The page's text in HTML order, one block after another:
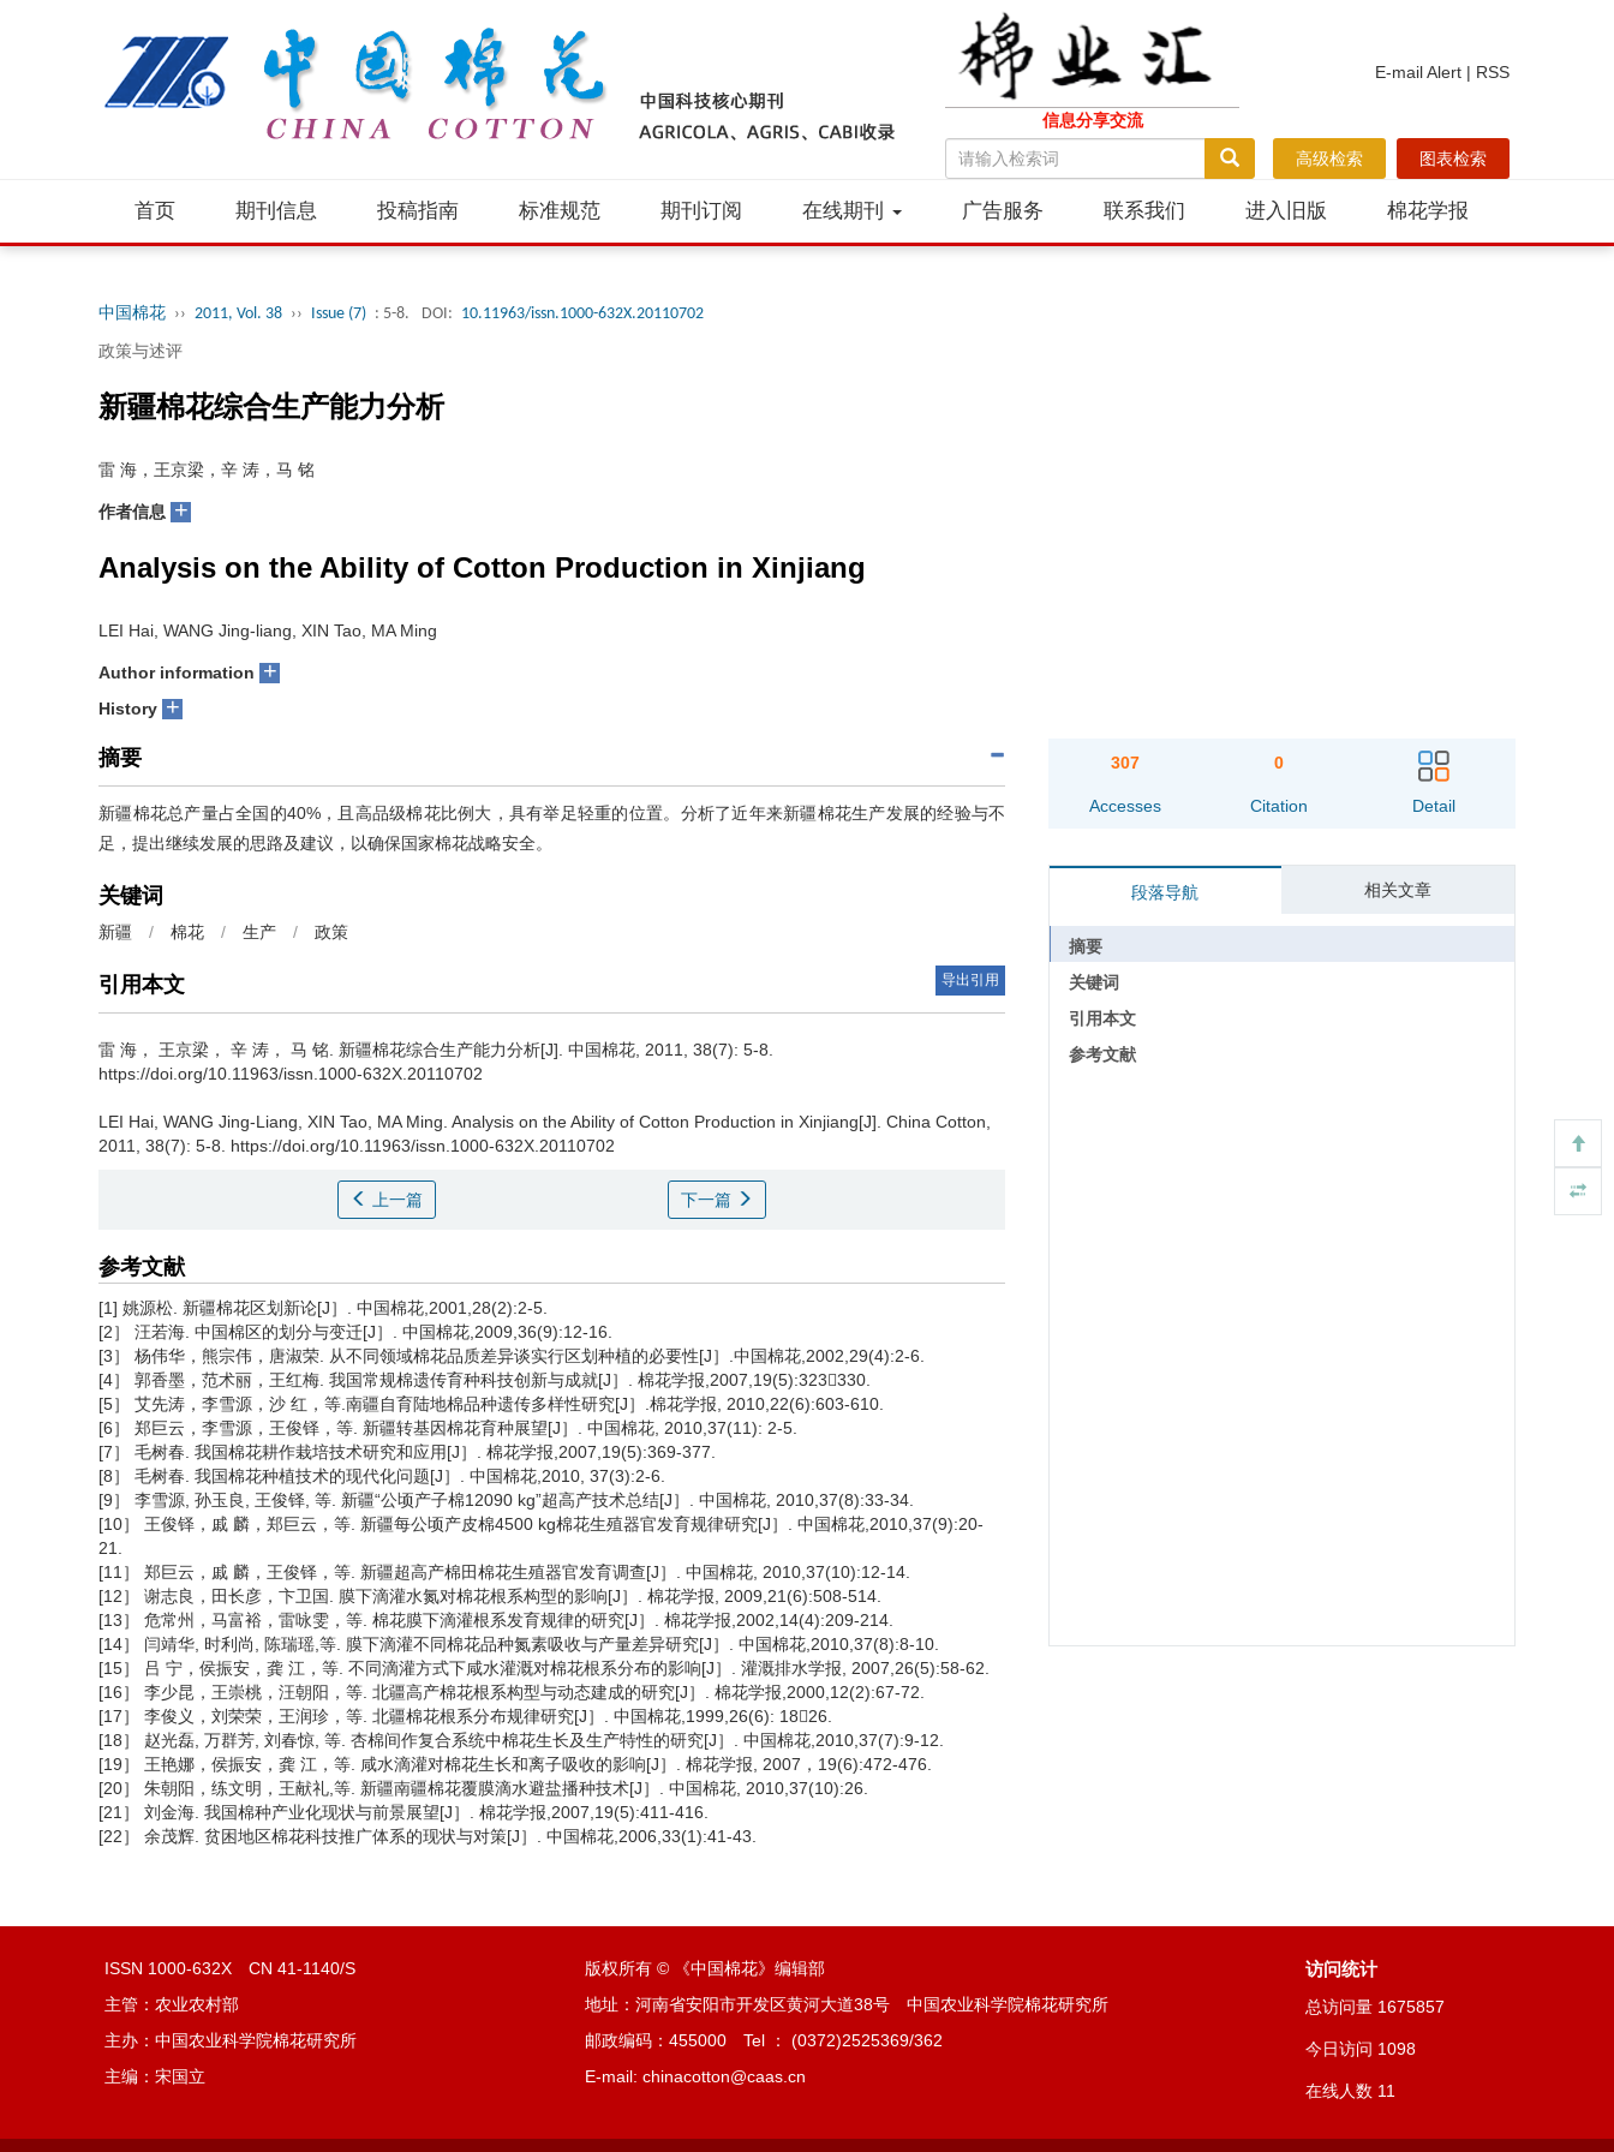
信息分享交流
E-mail Alert | RSS
图表检索
高级检索
首页 期刊信息 投稿指南 标准规范 期刊订阅 在线期刊 广告服务 联系我们 进入旧版 棉花学报
中国棉花 ›› 2011, Vol. 38 ›› Issue (7) : 5-8. DOI: 10.11963/issn.1000-632X.20110702
政策与述评
新疆棉花综合生产能力分析
雷 海，王京梁，辛 涛，马 铭
作者信息 +
Analysis on the Ability of Cotton Production in Xinjiang
LEI Hai, WANG Jing-liang, XIN Tao, MA Ming
Author information +
History +
摘要
新疆棉花总产量占全国的40%，且高品级棉花比例大，具有举足轻重的位置。分析了近年来新疆棉花生产发展的经验与不
足，提出继续发展的思路及建议，以确保国家棉花战略安全。
关键词
新疆 / 棉花 / 生产 / 政策
引用本文 导出引用
雷 海， 王京梁， 辛 涛， 马 铭. 新疆棉花综合生产能力分析[J]. 中国棉花, 2011, 38(7): 5-8.
https://doi.org/10.11963/issn.1000-632X.20110702
LEI Hai, WANG Jing-Liang, XIN Tao, MA Ming. Analysis on the Ability of Cotton Production in Xinjiang[J]. China Cotton,
2011, 38(7): 5-8. https://doi.org/10.11963/issn.1000-632X.20110702
上一篇 下一篇
参考文献
[1] 姚源松. 新疆棉花区划新论[J］. 中国棉花,2001,28(2):2-5.
[2］ 汪若海. 中国棉区的划分与变迁[J］. 中国棉花,2009,36(9):12-16.
[3］ 杨伟华，熊宗伟，唐淑荣. 从不同领域棉花品质差异谈实行区划种植的必要性[J］.中国棉花,2002,29(4):2-6.
[4］ 郭香墨，范术丽，王红梅. 我国常规棉遗传育种科技创新与成就[J］. 棉花学报,2007,19(5):323330.
[5］ 艾先涛，李雪源，沙 红，等.南疆自育陆地棉品种遗传多样性研究[J］.棉花学报, 2010,22(6):603-610.
[6］ 郑巨云，李雪源，王俊铎，等. 新疆转基因棉花育种展望[J］. 中国棉花, 2010,37(11): 2-5.
[7］ 毛树春. 我国棉花耕作栽培技术研究和应用[J］. 棉花学报,2007,19(5):369-377.
[8］ 毛树春. 我国棉花种植技术的现代化问题[J］. 中国棉花,2010, 37(3):2-6.
[9］ 李雪源, 孙玉良, 王俊铎, 等. 新疆“公顷产子棉12090 kg”超高产技术总结[J］. 中国棉花, 2010,37(8):33-34.
[10］ 王俊铎，戚 麟，郑巨云，等. 新疆每公顷产皮棉4500 kg棉花生殖器官发育规律研究[J］. 中国棉花,2010,37(9):20-
21.
[11］ 郑巨云，戚 麟，王俊铎，等. 新疆超高产棉田棉花生殖器官发育调查[J］. 中国棉花, 2010,37(10):12-14.
[12］ 谢志良，田长彦，卞卫国. 膜下滴灌水氮对棉花根系构型的影响[J］. 棉花学报, 2009,21(6):508-514.
[13］ 危常州，马富裕，雷咏雯，等. 棉花膜下滴灌根系发育规律的研究[J］. 棉花学报,2002,14(4):209-214.
[14］ 闫靖华, 时利尚, 陈瑞瑶,等. 膜下滴灌不同棉花品种氮素吸收与产量差异研究[J］. 中国棉花,2010,37(8):8-10.
[15］ 吕 宁，侯振安，龚 江，等. 不同滴灌方式下咸水灌溉对棉花根系分布的影响[J］. 灌溉排水学报, 2007,26(5):58-62.
[16］ 李少昆，王崇桃，汪朝阳，等. 北疆高产棉花根系构型与动态建成的研究[J］. 棉花学报,2000,12(2):67-72.
[17］ 李俊义，刘荣荣，王润珍，等. 北疆棉花根系分布规律研究[J］. 中国棉花,1999,26(6): 1826.
[18］ 赵光磊, 万群芳, 刘春惊, 等. 杏棉间作复合系统中棉花生长及生产特性的研究[J］. 中国棉花,2010,37(7):9-12.
[19］ 王艳娜，侯振安，龚 江，等. 咸水滴灌对棉花生长和离子吸收的影响[J］. 棉花学报, 2007，19(6):472-476.
[20］ 朱朝阳，练文明，王献礼,等. 新疆南疆棉花覆膜滴水避盐播种技术[J］. 中国棉花, 2010,37(10):26.
[21］ 刘金海. 我国棉种产业化现状与前景展望[J］. 棉花学报,2007,19(5):411-416.
[22］ 余茂辉. 贫困地区棉花科技推广体系的现状与对策[J］. 中国棉花,2006,33(1):41-43.
307
Accesses
0
Citation Detail
段落导航 相关文章
摘要
关键词
引用本文
参考文献
ISSN 1000-632X CN 41-1140/S
主管：农业农村部
主办：中国农业科学院棉花研究所
主编：宋国立
版权所有 © 《中国棉花》编辑部
地址：河南省安阳市开发区黄河大道38号 中国农业科学院棉花研究所
邮政编码：455000 Tel ： (0372)2525369/362
E-mail: chinacotton@caas.cn
访问统计
总访问量 1675857
今日访问 1098
在线人数 11